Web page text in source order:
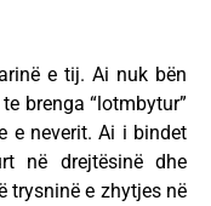
e tij. Ai nuk bën
brenga “lotmbytur”
e neverit. Ai i bindet
në drejtësinë dhe
trysninë e zhytjes në